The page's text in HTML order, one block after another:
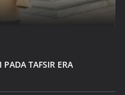
TAFSIR ERA